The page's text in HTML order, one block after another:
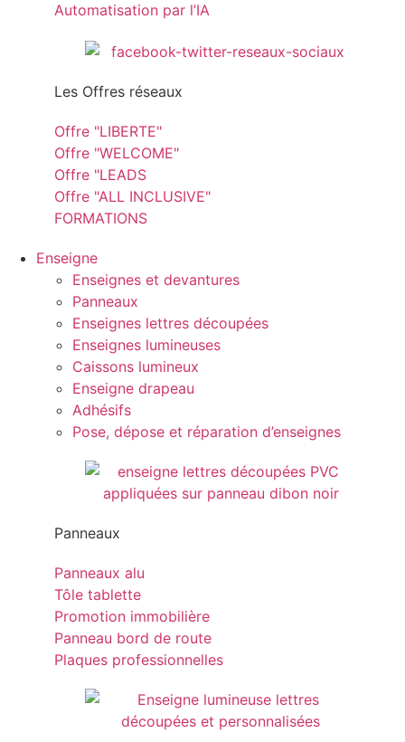
Automatisation par l’IA
Les Offres réseaux
Offre "LIBERTE"
Offre "WELCOME"
Offre "LEADS
Offre "ALL INCLUSIVE"
FORMATIONS
Enseigne
Enseignes et devantures
Panneaux
Enseignes lettres découpées
Enseignes lumineuses
Caissons lumineux
Enseigne drapeau
Adhésifs
Pose, dépose et réparation d’enseignes
Panneaux
Panneaux alu
Tôle tablette
Promotion immobilière
Panneau bord de route
Plaques professionnelles